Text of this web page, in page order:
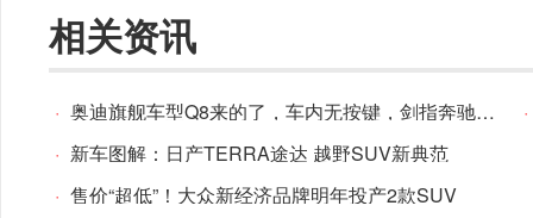
相关资讯
· 奥迪旗舰车型Q8来的了，车内无按键，剑指奔驰GLS和宝马X7!
· 新车图解：日产TERRA途达 越野SUV新典范
· 售价“超低”！大众新经济品牌明年投产2款SUV
·